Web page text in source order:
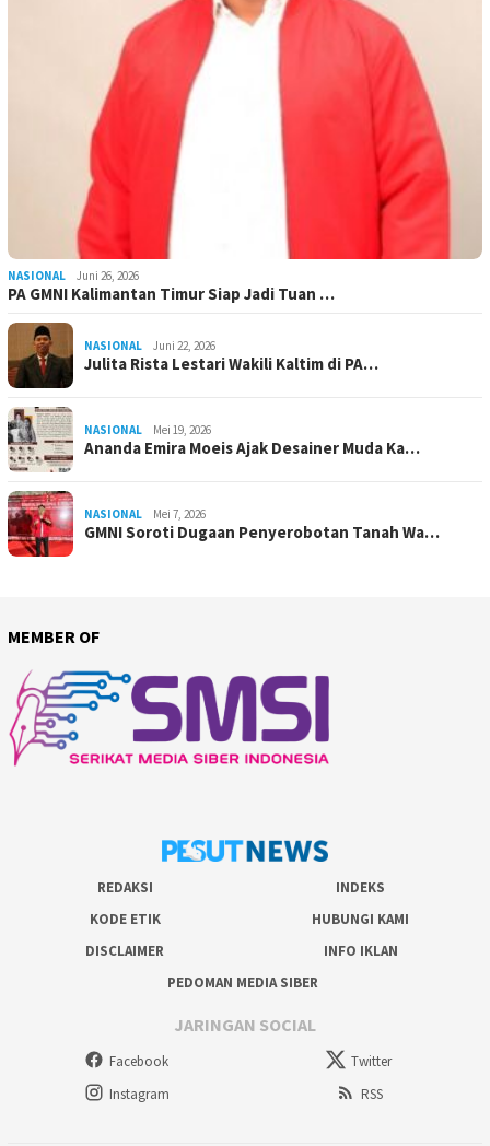
NASIONAL Juni 26, 2026
PA GMNI Kalimantan Timur Siap Jadi Tuan …
NASIONAL Juni 22, 2026
Julita Rista Lestari Wakili Kaltim di PA…
NASIONAL Mei 19, 2026
Ananda Emira Moeis Ajak Desainer Muda Ka…
NASIONAL Mei 7, 2026
GMNI Soroti Dugaan Penyerobotan Tanah Wa…
MEMBER OF
REDAKSI
INDEKS
KODE ETIK
HUBUNGI KAMI
DISCLAIMER
INFO IKLAN
PEDOMAN MEDIA SIBER
JARINGAN SOCIAL
Facebook
Twitter
Instagram
RSS